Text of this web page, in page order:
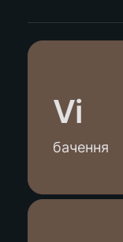
Vi
бачення